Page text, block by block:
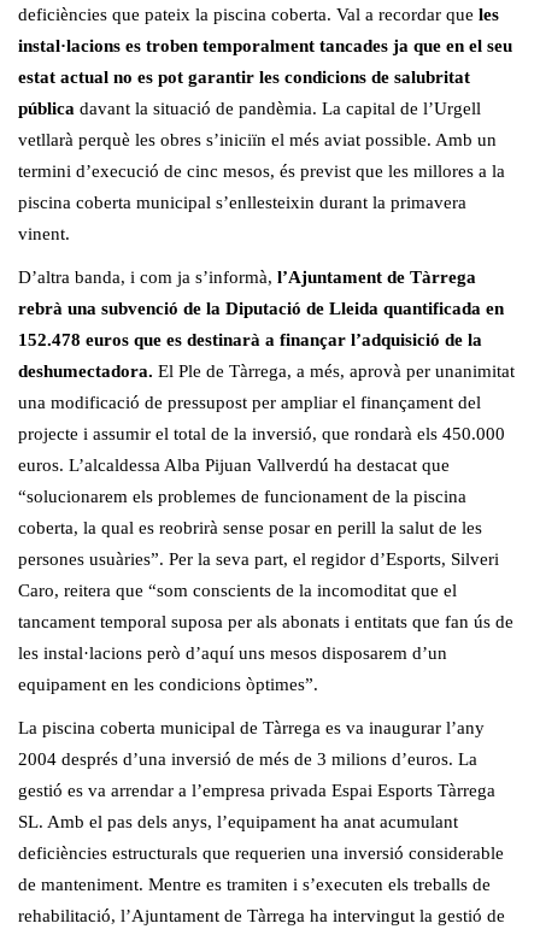
deficiències que pateix la piscina coberta. Val a recordar que les
instal·lacions es troben temporalment tancades ja que en el seu
estat actual no es pot garantir les condicions de salubritat
pública davant la situació de pandèmia. La capital de l’Urgell
vetllarà perquè les obres s’iniciïn el més aviat possible. Amb un
termini d’execució de cinc mesos, és previst que les millores a la
piscina coberta municipal s’enllesteixin durant la primavera
vinent.
D’altra banda, i com ja s’informà, l’Ajuntament de Tàrrega
rebrà una subvenció de la Diputació de Lleida quantificada en
152.478 euros que es destinarà a finançar l’adquisició de la
deshumectadora. El Ple de Tàrrega, a més, aprovà per unanimitat
una modificació de pressupost per ampliar el finançament del
projecte i assumir el total de la inversió, que rondarà els 450.000
euros. L’alcaldessa Alba Pijuan Vallverdú ha destacat que
“solucionarem els problemes de funcionament de la piscina
coberta, la qual es reobrirà sense posar en perill la salut de les
persones usuàries”. Per la seva part, el regidor d’Esports, Silveri
Caro, reitera que “som conscients de la incomoditat que el
tancament temporal suposa per als abonats i entitats que fan ús de
les instal·lacions però d’aquí uns mesos disposarem d’un
equipament en les condicions òptimes”.
La piscina coberta municipal de Tàrrega es va inaugurar l’any
2004 després d’una inversió de més de 3 milions d’euros. La
gestió es va arrendar a l’empresa privada Espai Esports Tàrrega
SL. Amb el pas dels anys, l’equipament ha anat acumulant
deficiències estructurals que requerien una inversió considerable
de manteniment. Mentre es tramiten i s’executen els treballs de
rehabilitació, l’Ajuntament de Tàrrega ha intervingut la gestió de